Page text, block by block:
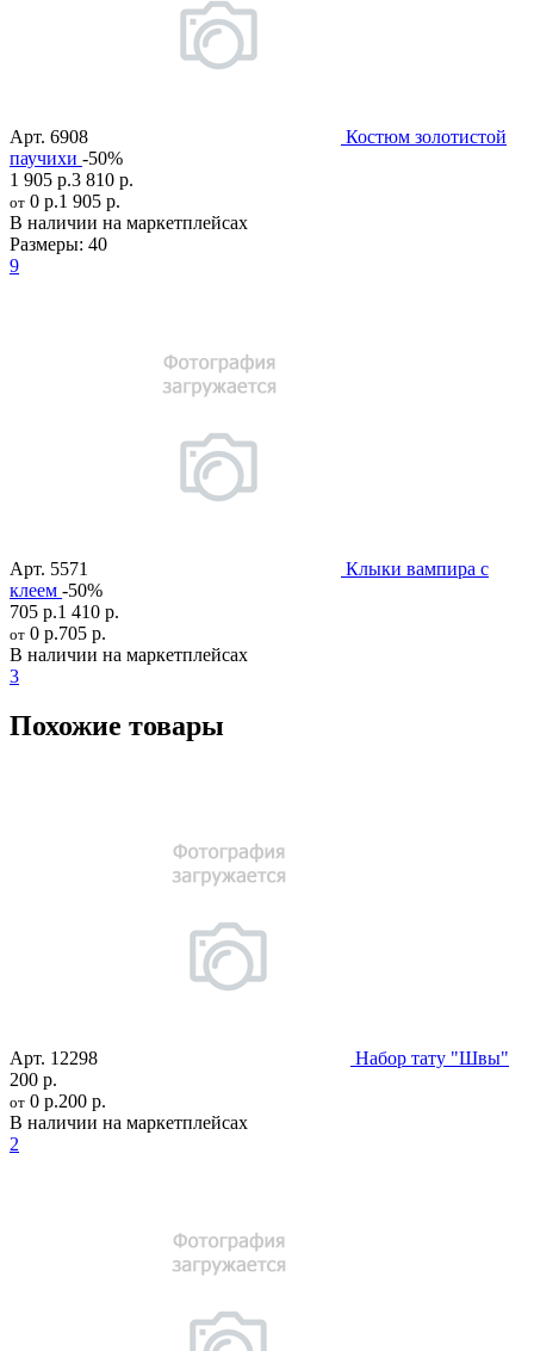
Арт. 6908
Костюм золотистой
паучихи -50%
1 905 р.3 810 р.
от 0 р.1 905 р.
В наличии на маркетплейсах
Размеры: 40
9
Арт. 5571
Клыки вампира с
клеем -50%
705 р.1 410 р.
от 0 р.705 р.
В наличии на маркетплейсах
3
Похожие товары
Арт. 12298
Набор тату "Швы"
200 р.
от 0 р.200 р.
В наличии на маркетплейсах
2